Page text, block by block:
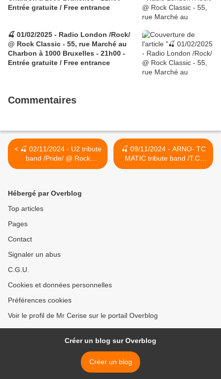
Entrée gratuite / Free entrance
🍒 01/02/2025 - Radio London /Rock/
@ Rock Classic - 55, rue Marché au
Charbon à 1000 Bruxelles - 21h00 -
Entrée gratuite / Free entrance
Commentaires
< 🍒 02/11/2024 - U2 tribute
band /Pride/ @ Rock
Classic - 55, rue Marché au
Free entrance
🍒 09/11/2024 - ARNO- TC
MATIC tribute band /T.C.
Arno/ @ Rock Classic - 55,
Hébergé par Overblog
Top articles
Pages
Contact
Signaler un abus
C.G.U.
Cookies et données personnelles
Préférences cookies
Voir le profil de Mr Cerise sur le portail Overblog
Créer un blog sur Overblog
Créer un blog